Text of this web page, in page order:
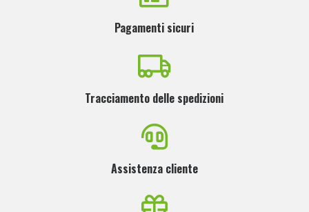
Pagamenti sicuri
Tracciamento delle spedizioni
Assistenza cliente